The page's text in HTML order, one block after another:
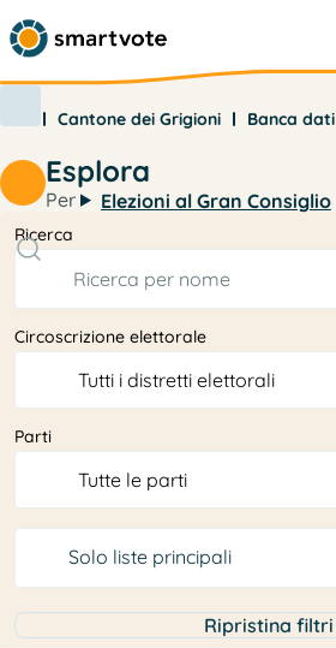
Cantone dei Grigioni Banca dati
Esplora
Per Elezioni al Gran Consiglio
Ricerca
Circoscrizione elettorale
Parti
Solo liste principali
Ripristina filtri